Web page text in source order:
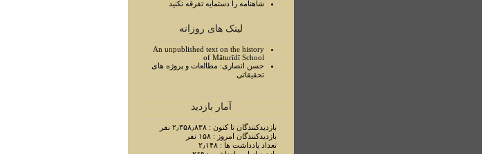
شاهنامه را دستمايه تفرقه نکنيد
لینک های روزانه
An unpublished text on the history
of Māturīdī School
حسن انصاری: مطالعات و پروژه های
تحقیقاتی
آمار بازدید
بازدیدکنندگان تا کنون : ۲٫۳۵۸٫۸۳۸ نفر
بازدیدکنندگان امروز : ۱۵۸ نفر
تعداد یادداشت ها : ۲٫۱۴۸